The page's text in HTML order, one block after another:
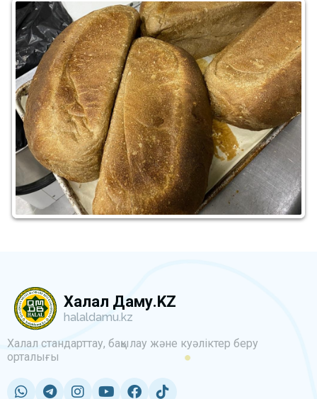
Халал Даму.KZ
halaldamu.kz
Халал стандарттау, бақылау және куәліктер беру
орталығы